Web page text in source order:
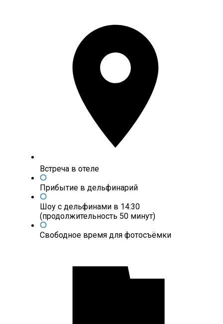
Встреча в отеле
Прибытие в дельфинарий
Шоу с дельфинами в 14:30
(продолжительность 50 минут)
Свободное время для фотосъёмки